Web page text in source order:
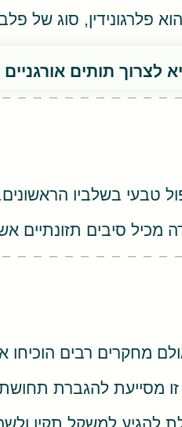
סוג של
תותים
סיבים תזונתיים
מחקרים רבים
זו מסייעת להגברת